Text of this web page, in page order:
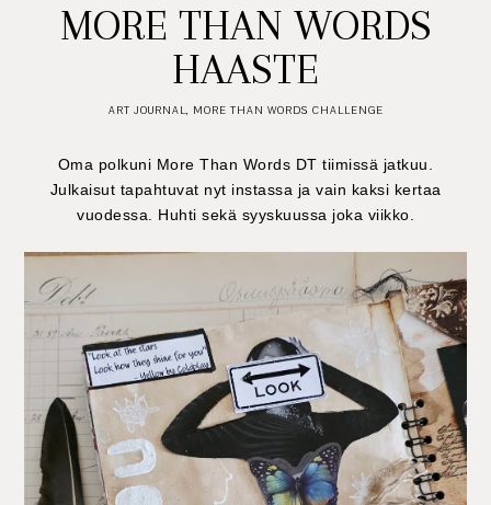
MORE THAN WORDS
HAASTE
ART JOURNAL, MORE THAN WORDS CHALLENGE
Oma polkuni More Than Words DT tiimissä jatkuu.
Julkaisut tapahtuvat nyt instassa ja vain kaksi kertaa
vuodessa. Huhti sekä syyskuussa joka viikko.